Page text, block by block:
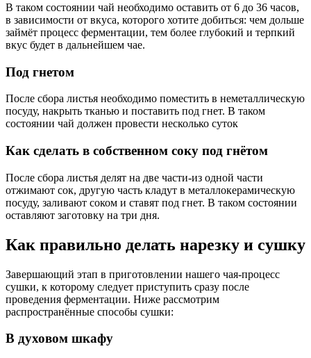
В таком состоянии чай необходимо оставить от 6 до 36 часов,
в зависимости от вкуса, которого хотите добиться: чем дольше
займёт процесс ферментации, тем более глубокий и терпкий
вкус будет в дальнейшем чае.
Под гнетом
После сбора листья необходимо поместить в неметаллическую
посуду, накрыть тканью и поставить под гнет. В таком
состоянии чай должен провести несколько суток
Как сделать в собственном соку под гнётом
После сбора листья делят на две части-из одной части
отжимают сок, другую часть кладут в металлокерамическую
посуду, заливают соком и ставят под гнет. В таком состоянии
оставляют заготовку на три дня.
Как правильно делать нарезку и сушку
Завершающий этап в приготовлении нашего чая-процесс
сушки, к которому следует приступить сразу после
проведения ферментации. Ниже рассмотрим
распространённые способы сушки:
В духовом шкафу